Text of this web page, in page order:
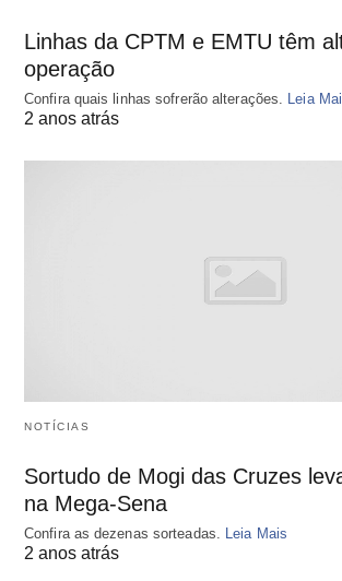
Linhas da CPTM e EMTU têm
operação
Confira quais linhas sofrerão alterações. Leia
2 anos atrás
NOTÍCIAS
Sortudo de Mogi das Cruzes
na Mega-Sena
Confira as dezenas sorteadas. Leia Mais
2 anos atrás